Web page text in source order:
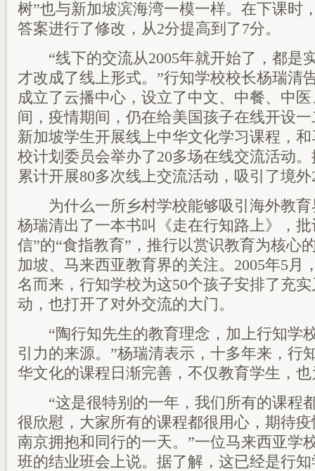
树”也与新加坡滨海湾一模一样。在下课时
答案进行了修改，从2分提高到了7分。
“线下的交流从2005年就开始了，都是
才改成了线上形式。”行知学校校长杨瑞清
成立了云播中心，设立了中文、中餐、中
间，疫情期间，仍在给美国孩子在线开设
新加坡学生开展线上中华文化学习课程，
校计划委员会举办了20多场在线交流活动
累计开展80多次线上交流活动，吸引了境
为什么一所乡村学校能够吸引海外教育
杨瑞清出了一本书叫《走在行知路上》，
信”的“食指教育”，推行以赏识教育为核心
加坡、马来西亚教育界的关注。2005年5月
名而来，行知学校为这50个孩子安排了充
动，也打开了对外交流的大门。
“陶行知先生的教育理念，加上行知学
引力的来源。”杨瑞清表示，十多年来，行
华文化的课程日渐完善，不仅教育学生，
“这是很特别的一年，我们所有的课程
很欣慰，大家所有的课程都很用心，期待
南京拥抱和同行的一天。”一位马来西亚学
班的结业班会上说。据了解，这已经是行